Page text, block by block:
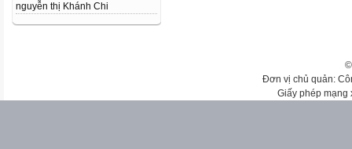
nguyễn thị Khánh Chi
Đơn vị chủ quản:
Giấy phép mạng